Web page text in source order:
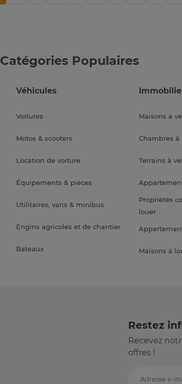
Catégories Populaires
Véhicules
Voitures
Motos & scooters
Location de voiture
Équipements & pièces
Utilitaires, vans & minibus
Engins agricoles et de chantier
Bateaux
Maisons à
Chambres à
Terrains à
Propriétés
louer
Maisons à
Restez
Recevez
offres !